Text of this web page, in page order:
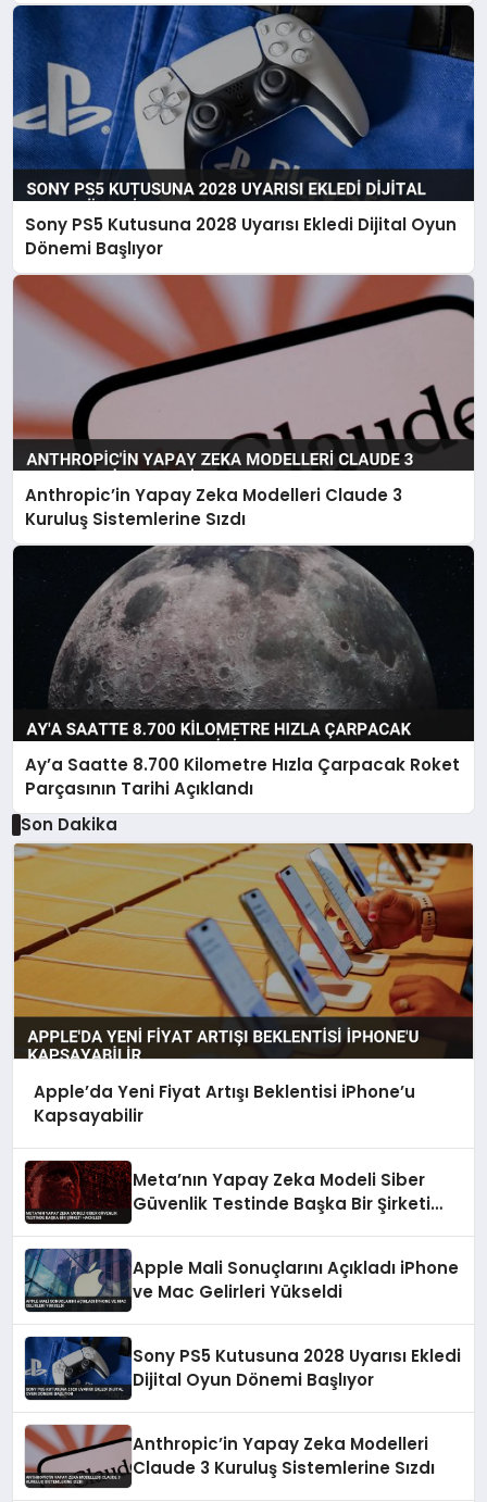
Sony PS5 Kutusuna 2028 Uyarısı Ekledi Dijital Oyun
Dönemi Başlıyor
Anthropic’in Yapay Zeka Modelleri Claude 3
Kuruluş Sistemlerine Sızdı
Ay’a Saatte 8.700 Kilometre Hızla Çarpacak Roket
Parçasının Tarihi Açıklandı
Son Dakika
Apple’da Yeni Fiyat Artışı Beklentisi iPhone’u
Kapsayabilir
Meta’nın Yapay Zeka Modeli Siber
Güvenlik Testinde Başka Bir Şirketi
Apple Mali Sonuçlarını Açıkladı iPhone
ve Mac Gelirleri Yükseldi
Sony PS5 Kutusuna 2028 Uyarısı Ekledi
Dijital Oyun Dönemi Başlıyor
Anthropic’in Yapay Zeka Modelleri
Claude 3 Kuruluş Sistemlerine Sızdı